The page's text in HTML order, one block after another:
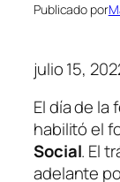
Publicado por
julio 15,
El día de la
habilitó el
Social. El
adelante